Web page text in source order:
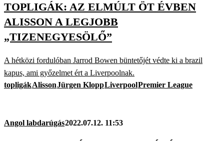
TOPLIGÁK: AZ ELMÚLT ÖT ÉVBEN
ALISSON A LEGJOBB
„TIZENEGYESÖLŐ”
A hétközi fordulóban Jarrod Bowen büntetőjét védte ki a brazil
kapus, ami győzelmet ért a Liverpoolnak.
topligákAlissonJürgen KloppLiverpoolPremier League
Angol labdarúgás2022.07.12. 11:53